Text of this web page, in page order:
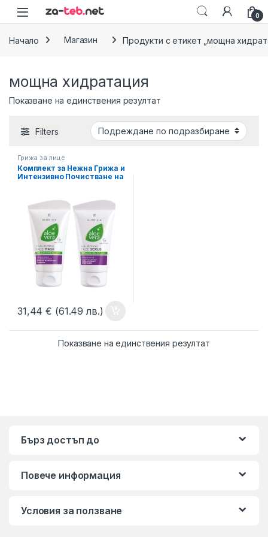
Skip to navigation
Skip to content
0
Начало Магазин Продукти с етикет „мощна
мощна хидратация
Показване на единствения резултат
Filters
Грижа за лице
Комплект за Нежна Грижа и
Интензивно Почистване на
31,44€ (61.49 лв.)
Показване на единствения резултат
Бърз достъп до
Повече информация
Условия за ползване